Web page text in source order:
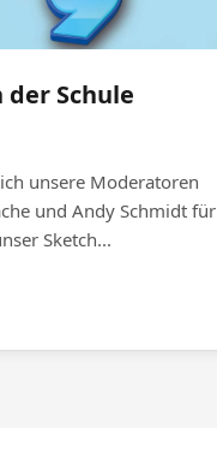
der Schule
unsere Moderatoren
und Andy Schmidt für
Sketch...